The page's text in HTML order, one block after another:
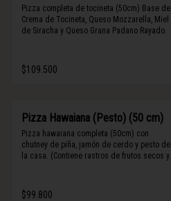
Pizza completa de tocineta (50cm) Base de
Crema de Tocineta, Queso Mozzarella, Miel
de Siracha y Queso Grana Padano Rayado.
$109.500
Pizza Hawaiana (Pesto) (50 cm)
Pizza hawaiana completa (50cm) con
chutney de piña, jamón de cerdo y pesto de
la casa. (Contiene rastros de frutos secos y
$99.800